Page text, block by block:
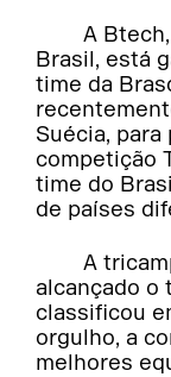
A
Brasil, está
time da
Suécia,
competição
time do
de países
A
alcançado o
classificou
orgulho, a
melhores